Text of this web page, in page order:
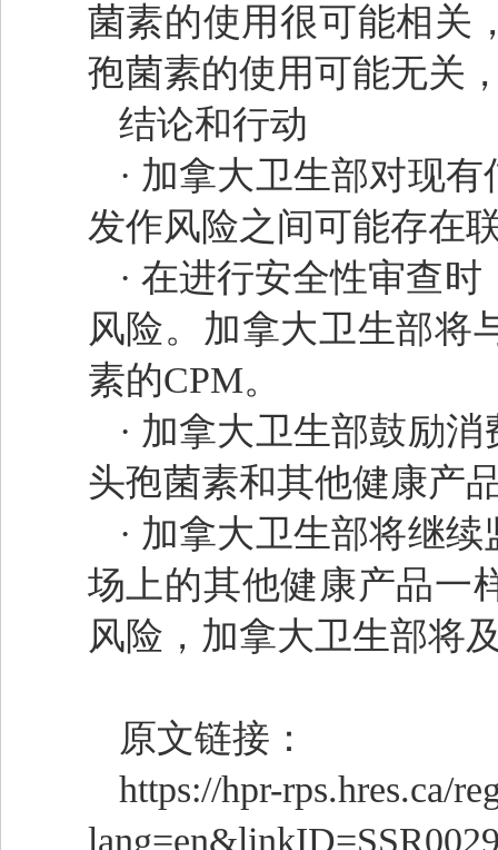
菌素的使用很可能相关
孢菌素的使用可能无关
结论和行动
· 加拿大卫生部对现
发作风险之间可能存在
· 在进行安全性审查
风险。加拿大卫生部将
素的CPM。
· 加拿大卫生部鼓励
头孢菌素和其他健康产
· 加拿大卫生部将继
场上的其他健康产品一
风险，加拿大卫生部将
原文链接：
https://hpr-rps.hres.ca/